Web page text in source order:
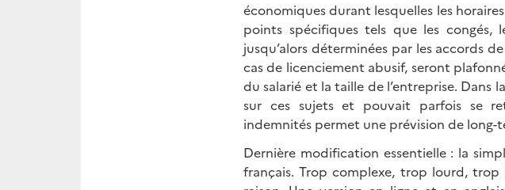
économiques durant lesquelles les
points spécifiques tels que les congés,
jusqu’alors déterminées par les accords
cas de licenciement abusif, seront
du salarié et la taille de l’entreprise. Dans
sur ces sujets et pouvait parfois se
indemnités permet une prévision de long-
Dernière modification essentielle : la
français. Trop complexe, trop lourd,